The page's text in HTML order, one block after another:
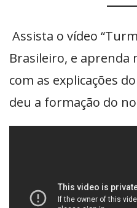
Assista o vídeo
Brasileiro, e
com as explicações
deu a formação do